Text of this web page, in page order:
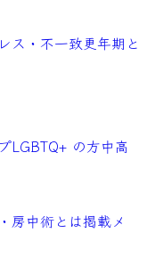
ス・不一致更年期と
LGBTQ+ の方中高
房中術とは掲載メ